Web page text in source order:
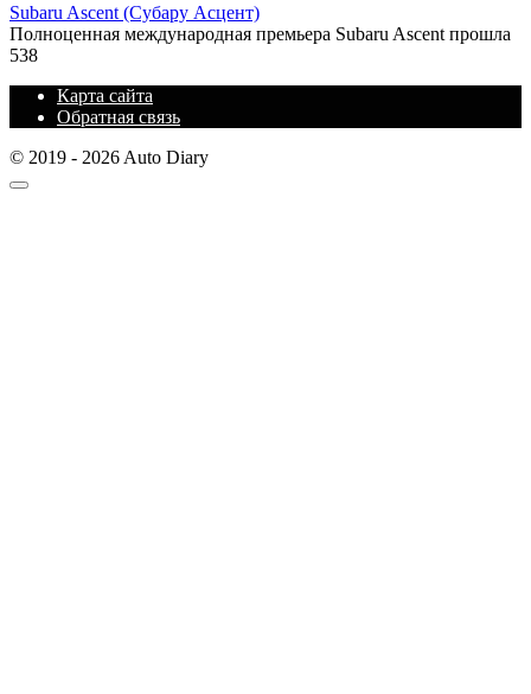
Subaru Ascent (Субару Асцент)
Полноценная международная премьера Subaru Ascent прошла
538
Карта сайта
Обратная связь
© 2019 - 2026 Auto Diary